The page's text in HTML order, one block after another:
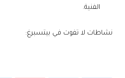
الفنية.
نشاطات لا تفوت في بيتسبرغ: